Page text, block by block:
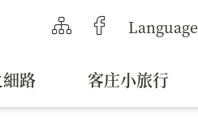
Language
路 客庄小旅行